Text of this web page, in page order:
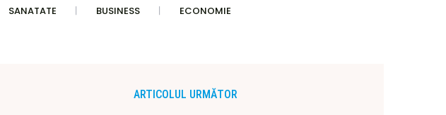
SANATATE BUSINESS ECONOMIE
ARTICOLUL URMĂTOR